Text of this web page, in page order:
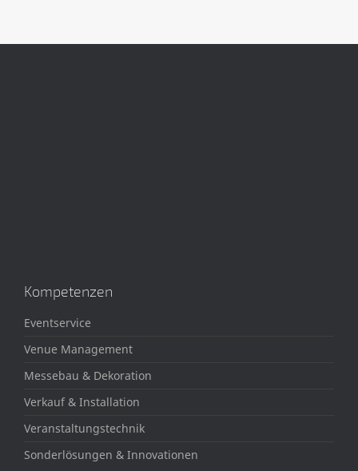
Kompetenzen
Eventservice
Venue Management
Messebau & Dekoration
Verkauf & Installation
Veranstaltungstechnik
Sonderlösungen & Innovationen